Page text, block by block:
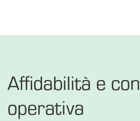
Affidabilità e
operativa